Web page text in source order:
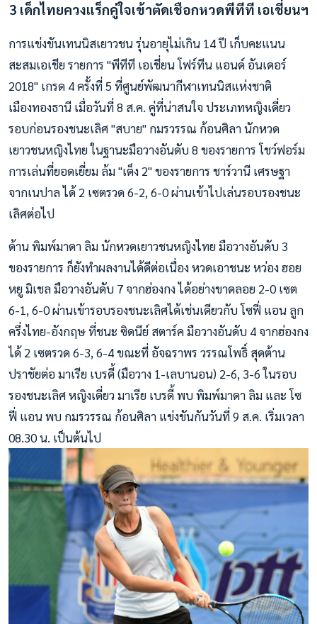
3 เด็กไทยควงแร็กคู่ใจเข้าตัดเชือกหวดพีทีที เอเชี่ยนฯ
การแข่งขันเทนนิสเยาวชน รุ่นอายุไม่เกิน 14 ปี เก็บคะแนน
สะสมเอเชีย รายการ "พีทีที เอเชี่ยน โฟร์ทีน แอนด์ อันเดอร์
2018" เกรด 4 ครั้งที่ 5 ที่ศูนย์พัฒนากีฬาเทนนิสแห่งชาติ
เมืองทองธานี เมื่อวันที่ 8 ส.ค. คู่ที่น่าสนใจ ประเภทหญิงเดี่ยว
รอบก่อนรองชนะเลิศ "สบาย" กมรวรรณ ก้อนศิลา นักหวด
เยาวชนหญิงไทย ในฐานะมือวางอันดับ 8 ของรายการ โชว์ฟอร์ม
การเล่นที่ยอดเยี่ยม ล้ม "เต็ง 2" ของรายการ ชาร์วานี เศรษฐา
จากเนปาล ได้ 2 เซตรวด 6-2, 6-0 ผ่านเข้าไปเล่นรอบรองชนะ
เลิศต่อไป
ด้าน พิมพ์มาดา ลิม นักหวดเยาวชนหญิงไทย มือวางอันดับ 3
ของรายการ ก็ยังทำผลงานได้ดีต่อเนื่อง หวดเอาชนะ หว่อง ฮอย
หยู มิเชล มือวางอันดับ 7 จากฮ่องกง ได้อย่างขาดลอย 2-0 เซต
6-1, 6-0 ผ่านเข้ารอบรองชนะเลิศได้เช่นเดียวกับ โซฟี่ แอน ลูก
ครึ่งไทย-อังกฤษ ที่ชนะ ซิดนีย์ สตาร์ค มือวางอันดับ 4 จากฮ่องกง
ได้ 2 เซตรวด 6-3, 6-4 ขณะที่ อัจฉราพร วรรณโพธิ์ สุดต้าน
ปราชัยต่อ มาเรีย เบรดี้ (มือวาง 1-เลบานอน) 2-6, 3-6 ในรอบ
รองชนะเลิศ หญิงเดี่ยว มาเรีย เบรดี้ พบ พิมพ์มาดา ลิม และ โซ
ฟี่ แอน พบ กมรวรรณ ก้อนศิลา แข่งขันกันวันที่ 9 ส.ค. เริ่มเวลา
08.30 น. เป็นต้นไป